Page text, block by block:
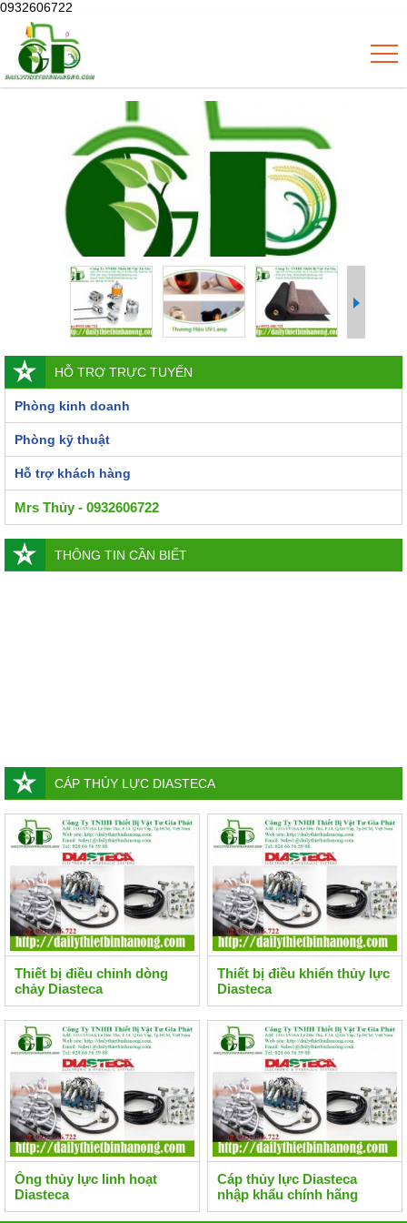
0932606722
HỖ TRỢ TRỰC TUYẾN
Phòng kinh doanh
Phòng kỹ thuật
Hỗ trợ khách hàng
Mrs Thủy - 0932606722
THÔNG TIN CẦN BIẾT
CÁP THỦY LỰC DIASTECA
Thiết bị điều chỉnh dòng
chảy Diasteca
Thiết bị điều khiển thủy lực
Diasteca
Ống thủy lực linh hoạt
Diasteca
Cáp thủy lực Diasteca
nhập khẩu chính hãng